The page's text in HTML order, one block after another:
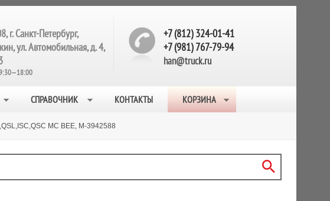
г. Санкт-Петербург,
ул. Автомобильная, д. 4,
+7 (812) 324-01-41
+7 (981) 767-79-94
han@truck.ru
СПРАВОЧНИК КОНТАКТЫ КОРЗИНА
MC BEE, M-3942588